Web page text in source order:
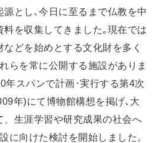
とし､今日に至るまで仏教を中
を収集してきました｡現在では
どを始めとする文化財を多く
らを常に公開する施設がありま
年スパンで計画･実行する第4次
年)にて博物館構想を掲げ､大
、生涯学習や研究成果の社会へ
に向けた検討を開始しました。